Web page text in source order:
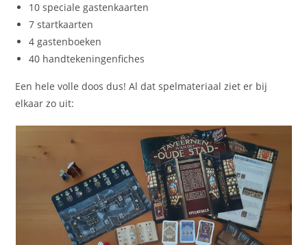
10 speciale gastenkaarten
7 startkaarten
4 gastenboeken
40 handtekeningenfiches
Een hele volle doos dus! Al dat spelmateriaal ziet er bij
elkaar zo uit: